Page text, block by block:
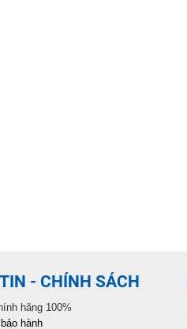
- CHÍNH SÁCH
hãng 100%
hành